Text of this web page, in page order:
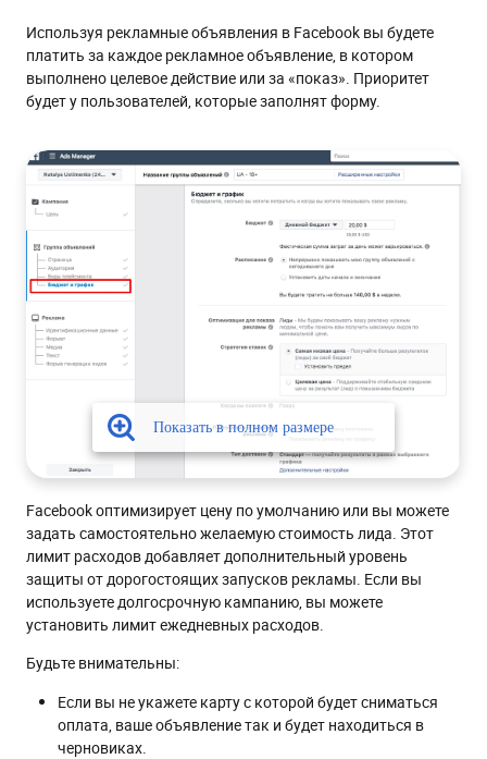
Используя рекламные объявления в Facebook вы будете
платить за каждое рекламное объявление, в котором
выполнено целевое действие или за «показ». Приоритет
будет у пользователей, которые заполнят форму.
Facebook оптимизирует цену по умолчанию или вы можете
задать самостоятельно желаемую стоимость лида. Этот
лимит расходов добавляет дополнительный уровень
защиты от дорогостоящих запусков рекламы. Если вы
используете долгосрочную кампанию, вы можете
установить лимит ежедневных расходов.
Будьте внимательны:
Если вы не укажете карту с которой будет сниматься
оплата, ваше объявление так и будет находиться в
черновиках.